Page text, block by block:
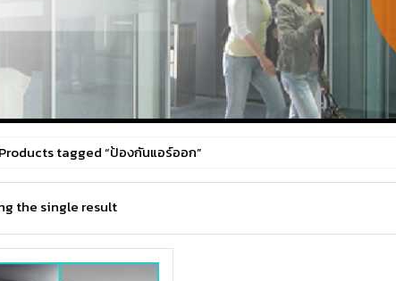
tagged “ป้องกันแอร์ออก”
the single result